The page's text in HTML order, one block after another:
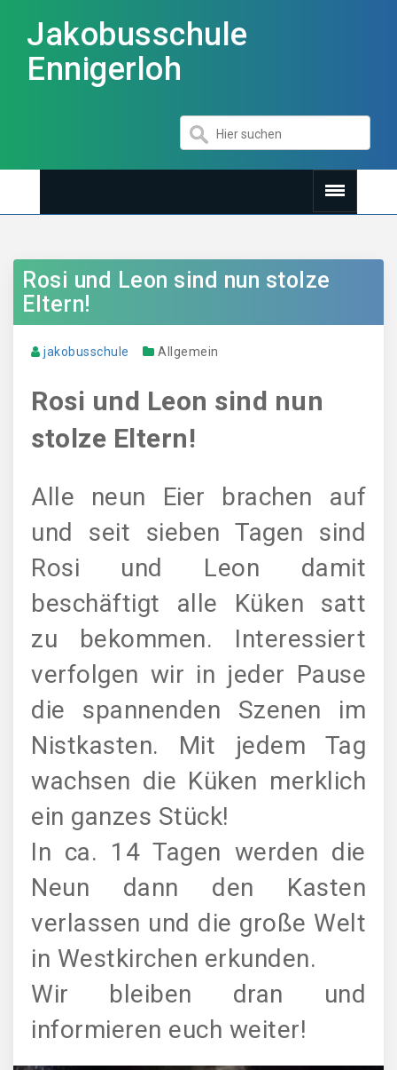
Jakobusschule
Ennigerloh
Rosi und Leon sind nun stolze
Eltern!
jakobusschule Allgemein
Rosi und Leon sind nun
stolze Eltern!
Alle neun Eier brachen auf
und seit sieben Tagen sind
Rosi und Leon damit
beschäftigt alle Küken satt
zu bekommen. Interessiert
verfolgen wir in jeder Pause
die spannenden Szenen im
Nistkasten. Mit jedem Tag
wachsen die Küken merklich
ein ganzes Stück!
In ca. 14 Tagen werden die
Neun dann den Kasten
verlassen und die große Welt
in Westkirchen erkunden.
Wir bleiben dran und
informieren euch weiter!